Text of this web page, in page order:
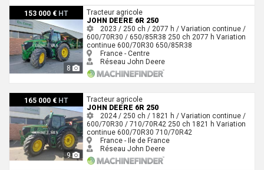
153 000 € HT
8
John Deere 6R 250
Tracteur agricole
JOHN DEERE 6R 250
2023 / 250 ch / 2077 h / Variation continue /
600/70R30 / 650/85R38 250 ch 2077 h Variation
continue 600/70R30 650/85R38
France - Centre
Réseau John Deere
165 000 € HT
9
John Deere 6R 250
Tracteur agricole
JOHN DEERE 6R 250
2024 / 250 ch / 1821 h / Variation continue /
600/70R30 / 710/70R42 250 ch 1821 h Variation
continue 600/70R30 710/70R42
France - Ile de France
Réseau John Deere